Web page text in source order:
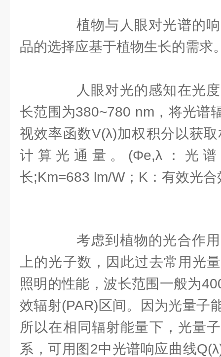
植物与人眼对光谱的响
品的选择应基于植物生长的需求
人眼对光的感知在光度
长范围为380~780 nm，将光谱
视效率函数V(λ)加权积分以获
计算光通量。(Φe,λ：光
长;Km=683 lm/W；K：有效光合
考虑到植物的光合作用
上的光子数，因此过去常用光
照明的性能，波长范围一般为
效辐射(PAR)区间。因为光量子
所以在相同辐射能量下，光量
系，可用图2中光谱响应曲线